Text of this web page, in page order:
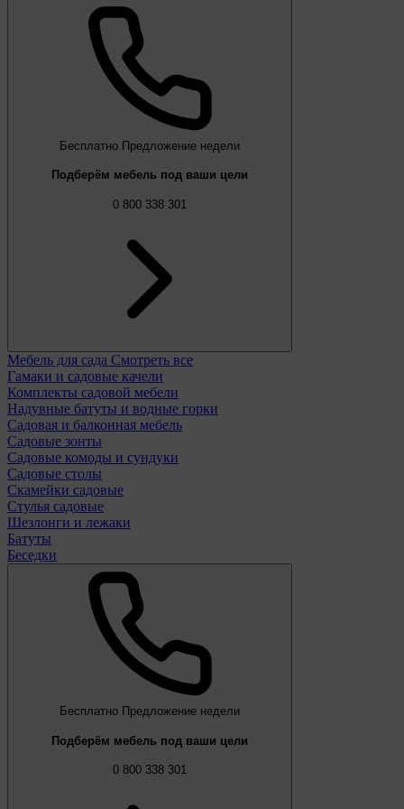
Бесплатно Предложение недели
Подберём мебель под ваши цели
0 800 338 301
Мебель для сада Смотреть все
Гамаки и садовые качели
Комплекты садовой мебели
Надувные батуты и водные горки
Садовая и балконная мебель
Садовые зонты
Садовые комоды и сундуки
Садовые столы
Скамейки садовые
Стулья садовые
Шезлонги и лежаки
Батуты
Беседки
Бесплатно Предложение недели
Подберём мебель под ваши цели
0 800 338 301